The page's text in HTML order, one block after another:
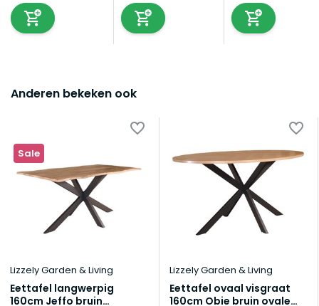
Anderen bekeken ook
Sale
Lizzely Garden & Living
Eettafel langwerpig
160cm Jeffo bruin
Lizzely Garden & Living
Eettafel ovaal visgraat
160cm Obie bruin ovale